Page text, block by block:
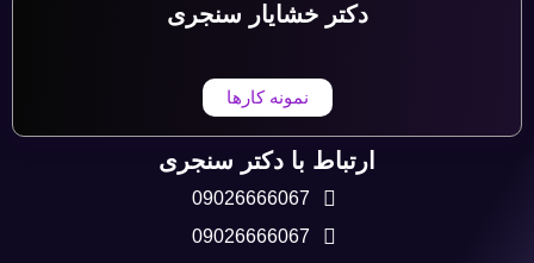
دکتر خشایار سنجری
نمونه کارها
ارتباط با دکتر سنجری
09026666067
09026666067